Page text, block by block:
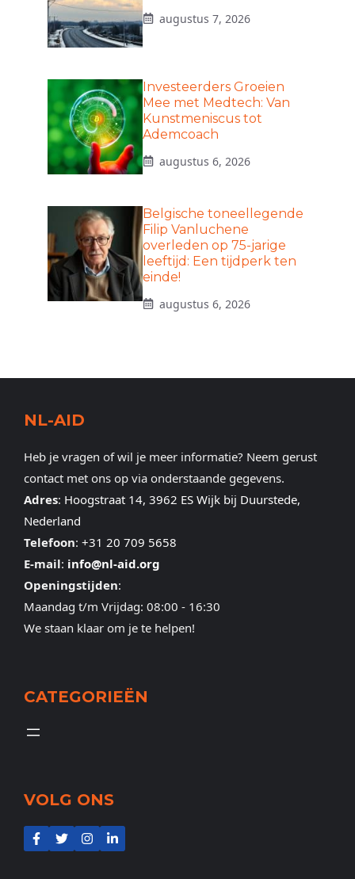
augustus 7, 2026
Investeerders Groeien
Mee met Medtech: Van
Kunstmeniscus tot
Ademcoach
augustus 6, 2026
Belgische toneellegende
Filip Vanluchene
overleden op 75-jarige
leeftijd: Een tijdperk ten
einde!
augustus 6, 2026
NL-AID
Heb je vragen of wil je meer informatie? Neem gerust
contact met ons op via onderstaande gegevens.
Adres: Hoogstraat 14, 3962 ES Wijk bij Duurstede,
Nederland
Telefoon: +31 20 709 5658
E-mail: info@nl-aid.org
Openingstijden:
Maandag t/m Vrijdag: 08:00 - 16:30
We staan klaar om je te helpen!
CATEGORIEËN
VOLG ONS